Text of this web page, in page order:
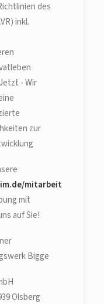
des
inkl.
- Wir
zur
mitarbeit
mit
auf Sie!
Bigge
Olsberg